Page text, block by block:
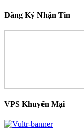
Đăng Ký Nhận Tin
VPS Khuyến Mại